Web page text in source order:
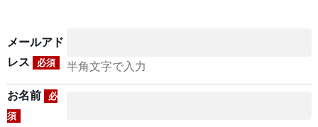
メールアド
レス
必須 半角文字で入力
お名前
必
須